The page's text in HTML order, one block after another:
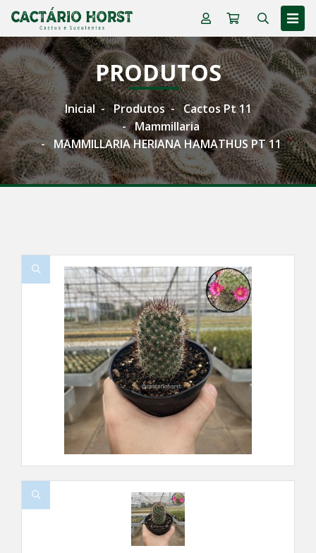
PRODUTOS
Inicial Produtos
Cactos Pt 11
Mammillaria
MAMMILLARIA HERIANA HAMATHUS PT 11